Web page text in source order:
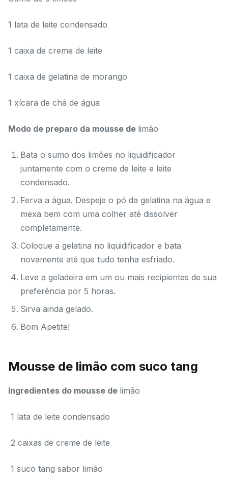
1 lata de leite condensado
1 caixa de creme de leite
1 caixa de gelatina de morango
1 xícara de chá de água
Modo de preparo da mousse de limão
Bata o sumo dos limões no liquidificador
juntamente com o creme de leite e leite
condensado.
Ferva a água. Despeje o pó da gelatina na água e
mexa bem com uma colher até dissolver
completamente.
Coloque a gelatina no liquidificador e bata
novamente até que tudo tenha esfriado.
Leve a geladeira em um ou mais recipientes de sua
preferência por 5 horas.
Sirva ainda gelado.
Bom Apetite!
Mousse de limão com suco tang
Ingredientes do mousse de limão
1 lata de leite condensado
2 caixas de creme de leite
1 suco tang sabor limão